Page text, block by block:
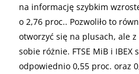
na informację szybkim
o 2,76 proc.. Pozwoliło to
otworzyć się na plusach, ale
sobie różnie. FTSE MiB i IBEX
odpowiednio 0,55 proc. oraz